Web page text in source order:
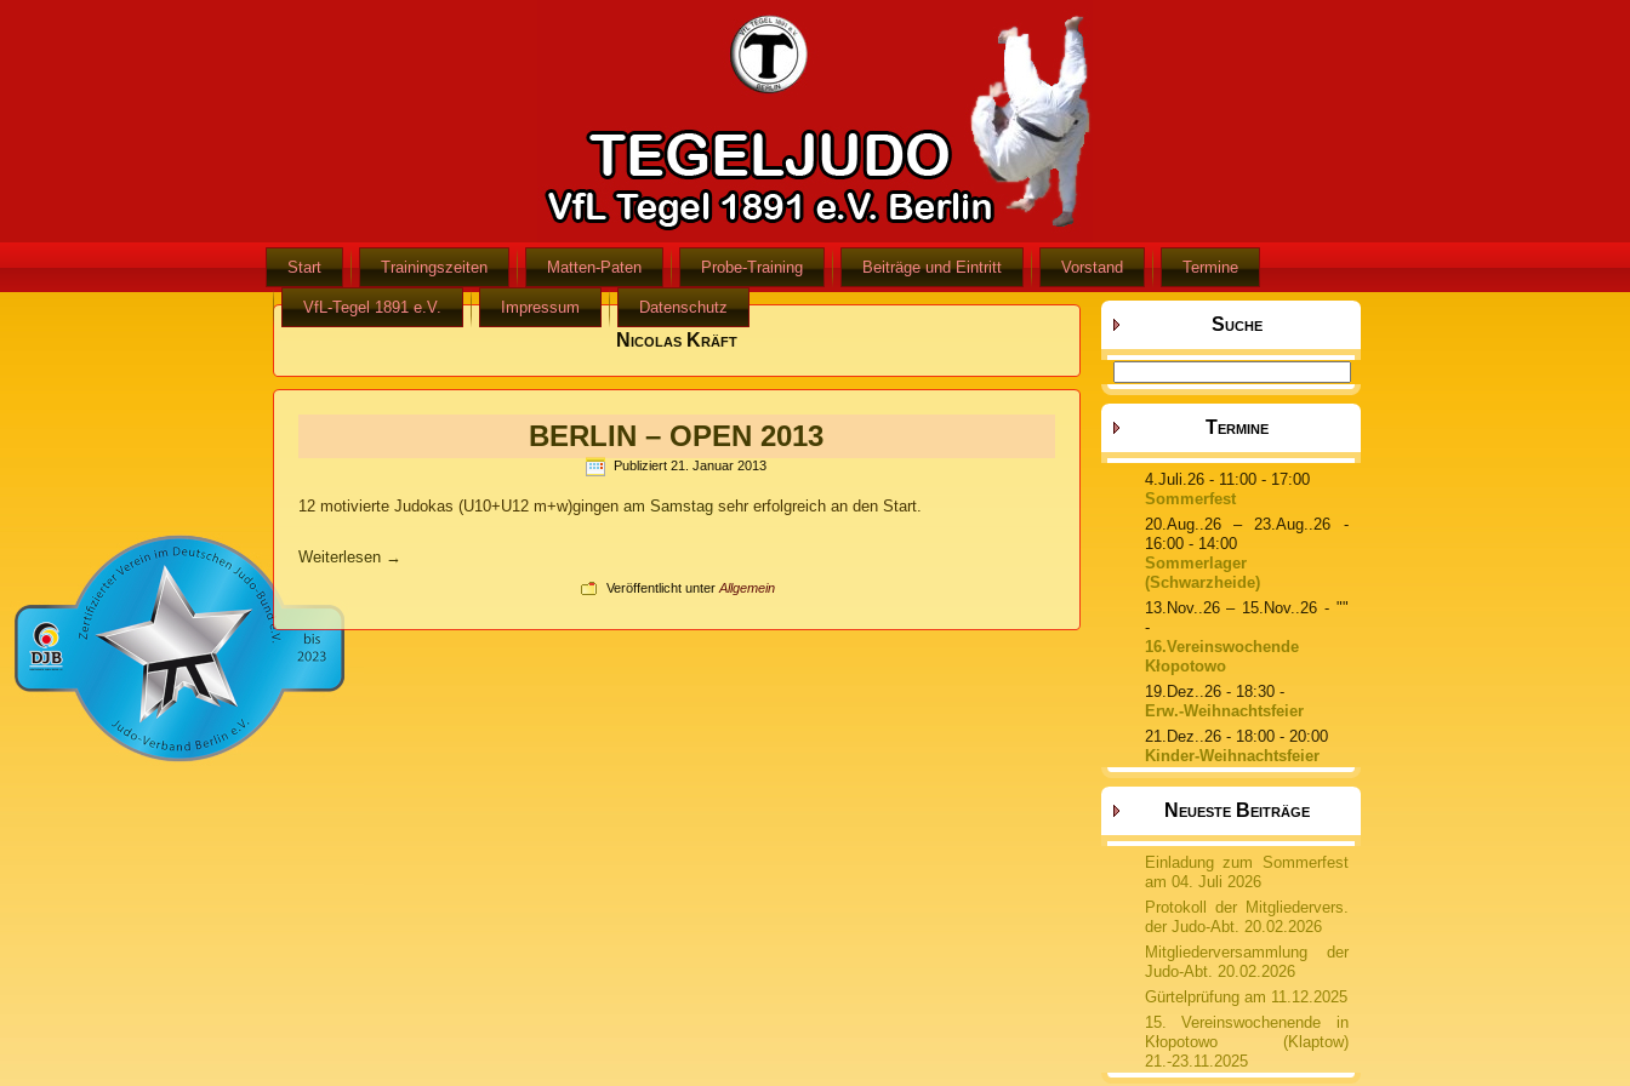
Start Trainingszeiten Matten-Paten Probe-Training Beiträge und Eintritt Vorstand Termine
VfL-Tegel 1891 e.V. Impressum Datenschutz
Nicolas Kräft
BERLIN – OPEN 2013
Publiziert 21. Januar 2013
12 motivierte Judokas (U10+U12 m+w)gingen am Samstagsehr erfolgreich an den Start.
Weiterlesen →
Veröffentlicht unter Allgemein
Suche
Termine
4.Juli.26- 11:00 - 17:00
Sommerfest
20.Aug..26
– 23.Aug..26 -
16:00 - 14:00
Sommerlager
(Schwarzheide)
13.Nov..26 – 15.Nov..26 - ""
-
16.Vereinswochende
Kłopotowo
19.Dez..26- 18:30 -
Erw.-Weihnachtsfeier
21.Dez..26- 18:00 - 20:00
Kinder-Weihnachtsfeier
Neueste Beiträge
Einladung zum Sommerfest
am 04. Juli 2026
Protokoll der Mitgliedervers.
der Judo-Abt. 20.02.2026
Mitgliederversammlung der
Judo-Abt. 20.02.2026
Gürtelprüfung am 11.12.2025
15. Vereinswochenende in
Kłopotowo (Klaptow)
21.-23.11.2025